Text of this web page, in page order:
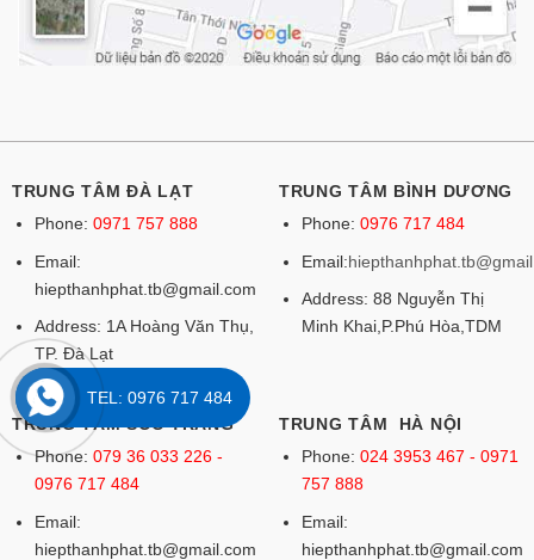
TRUNG TÂM ĐÀ LẠT
Phone: 0971 757 888
Email:
hiepthanhphat.tb@gmail.com
Address: 1A Hoàng Văn Thụ,
TP. Đà Lạt
TRUNG TÂM BÌNH DƯƠNG
Phone: 0976 717 484
Email:
Address: 88 Nguyễn Thị
Minh Khai,P.Phú Hòa,TDM
TRUNG TÂM SÓC TRĂNG
Phone: 079 36 033 226 -
0976 717 484
Email:
hiepthanhphat.tb@gmail.com
TRUNG TÂM HÀ NỘI
Phone: 024 3953 467 - 0971
757 888
Email:
hiepthanhphat.tb@gmail.com
TEL: 0976 717 484